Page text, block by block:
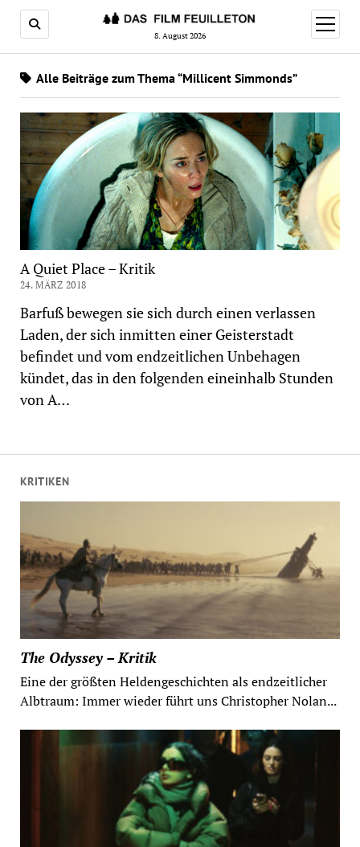
8. August 2026
Menü
öffnen
KRITIKEN
The Odyssey – Kritik
Eine der größten Heldengeschichten als endzeitlicher
Albtraum: Immer wieder führt uns Christopher Nolan...
Alle Beiträge zum Thema “Millicent Simmonds”
A Quiet Place – Kritik
24. MÄRZ 2018
Barfuß bewegen sie sich durch einen verlassen
Laden, der sich inmitten einer Geisterstadt
befindet und vom endzeitlichen Unbehagen
kündet, das in den folgenden eineinhalb Stunden
von A…